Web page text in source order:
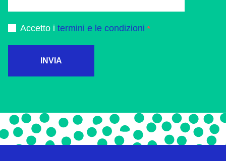
Accetto i termini e le condizioni
INVIA